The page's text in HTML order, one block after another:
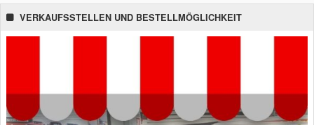
VERKAUFSSTELLEN UND BESTELLMÖGLICHKEIT